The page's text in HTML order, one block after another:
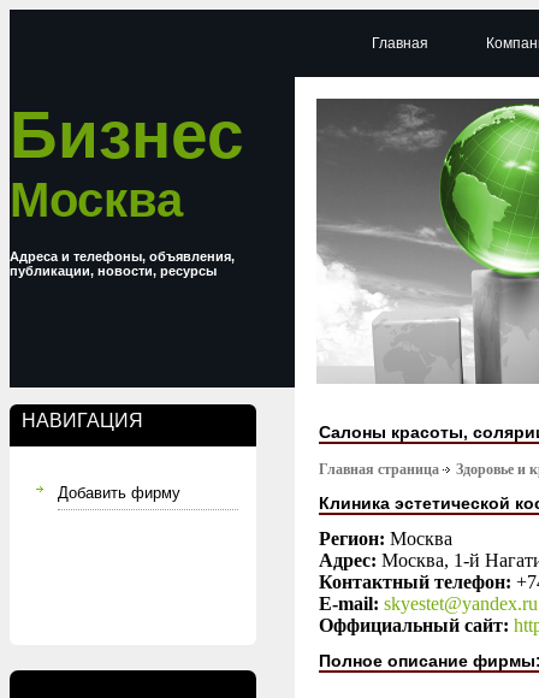
Бизнес
Москва
Адреса и телефоны, объявления,
публикации, новости, ресурсы
НАВИГАЦИЯ
Добавить фирму
Главная
Салоны красоты,
Главная страница Здоровье и
Клиника эстетической
Регион: Москва
Адрес: Москва, 1-й
Контактный телефон:
E-mail: skyestet@yandex.ru
Оффициальный сайт:
Полное описание